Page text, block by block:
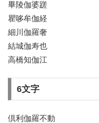
畢陵伽婆蹉
瞿哆牟伽経
細川伽羅奢
結城伽寿也
高橋知伽江
6文字
倶利伽羅不動